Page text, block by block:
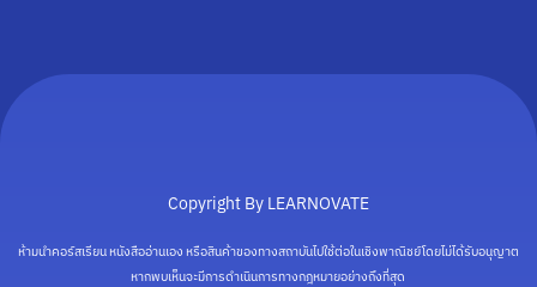
Copyright By LEARNOVATE
ห้ามนำคอร์สเรียน หนังสืออ่านเอง หรือสินค้าของทางสถาบันไปใช้ต่อในเชิงพาณิชย์โดยไม่ได้รับอนุญาต
หากพบเห็นจะมีการดำเนินการทางกฎหมายอย่างถึงที่สุด